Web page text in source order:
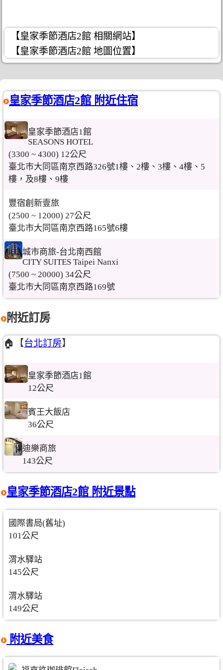
【皇家季節酒店2館 相關網站】
【皇家季節酒店2館 地圖位置】
皇家季節酒店2館 附近住宿
皇家季節酒店1館
SEASONS HOTEL
(3300 ~ 4300) 12公尺
臺北市大同區南京西路326號1樓、2樓、3樓、4樓、5
樓，及8樓、9樓
豐宿創新壹旅
(2500 ~ 12000) 27公尺
臺北市大同區南京西路165號6樓
城市商旅-台北南西館
CITY SUITES Taipei Nanxi
(7500 ~ 20000) 34公尺
臺北市大同區南京西路169號
附近訂房
🏠【台北訂房】
皇家季節酒店1館
12公尺
賓王大飯店
36公尺
迪樂商旅
143公尺
皇家季節酒店2館 附近景點
國際書局(舊址)
101公尺
渭水驛站
145公尺
渭水驛站
149公尺
附近美食